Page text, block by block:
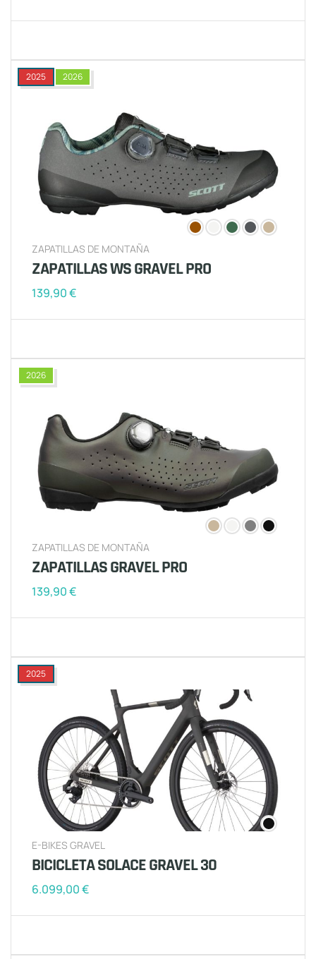
2025 2026
ZAPATILLAS DE MONTAÑA
ZAPATILLAS WS GRAVEL PRO
139,90€
2026
ZAPATILLAS DE MONTAÑA
ZAPATILLAS GRAVEL PRO
139,90€
2025
E-BIKES GRAVEL
BICICLETA SOLACE GRAVEL 30
6.099,00€